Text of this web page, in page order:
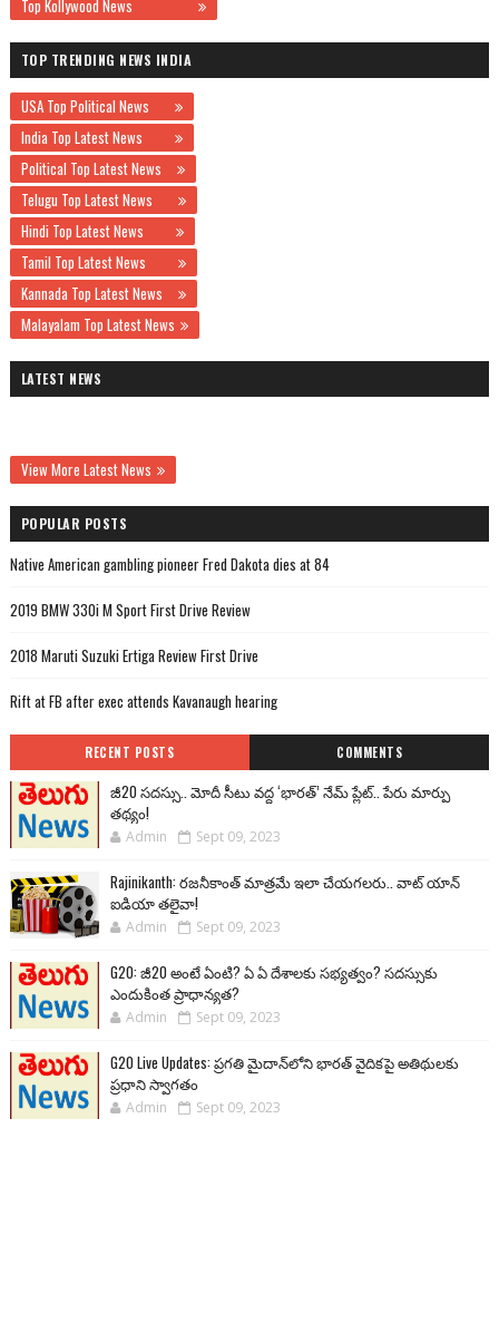
Top Kollywood News
TOP TRENDING NEWS INDIA
USA Top Political News
India Top Latest News
Political Top Latest News
Telugu Top Latest News
Hindi Top Latest News
Tamil Top Latest News
Kannada Top Latest News
Malayalam Top Latest News
LATEST NEWS
View More Latest News
POPULAR POSTS
Native American gambling pioneer Fred Dakota dies at 84
2019 BMW 330i M Sport First Drive Review
2018 Maruti Suzuki Ertiga Review First Drive
Rift at FB after exec attends Kavanaugh hearing
RECENT POSTS COMMENTS
జీ20 సదస్సు.. మోదీ సీటు వద్ద ‘భారత్’ నేమ్ ప్లేట్‌.. పేరు మార్పు
తథ్యం!
Admin Sept 09, 2023
Rajinikanth: రజనీకాంత్ మాత్రమే ఇలా చేయగలరు.. వాట్ యాన్
ఐడియా తలైవా!
Admin Sept 09, 2023
G20: జీ20 అంటే ఏంటి? ఏ ఏ దేశాలకు సభ్యత్వం? సదస్సుకు
ఎందుకింత ప్రాధాన్యత?
Admin Sept 09, 2023
G20 Live Updates: ప్రగతి మైదాన్‌లోని భారత్ వైదికపై అతిథులకు
ప్రధాని స్వాగతం
Admin Sept 09, 2023